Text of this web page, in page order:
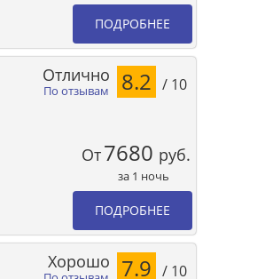
ПОДРОБНЕЕ
По отзывам
Отлично 8.2 / 10
От7680 руб.
за 1 ночь
ПОДРОБНЕЕ
Хорошо 7.9 / 10